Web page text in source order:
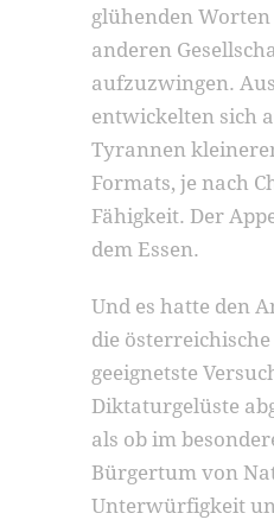
glühenden
anderen
aufzuzwingen.
entwickelten sich
Tyrannen
Formats, je nach
Fähigkeit. Der
dem Essen.
Und es hatte den
die
geeignetste
Diktaturgelüste
als ob im
Bürgertum von
Unterwürfigkeit